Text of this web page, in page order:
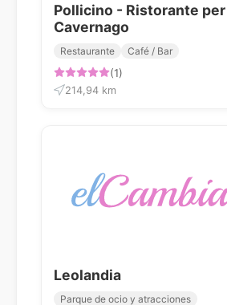
Pollicino - Ristorante
Cavernago
Restaurante Café / Bar
(1)
214,94 km
Leolandia
Parque de ocio y atracciones